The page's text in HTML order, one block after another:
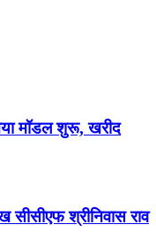
मॉडल शुरू, खरीद
सीसीएफ श्रीनिवास राव